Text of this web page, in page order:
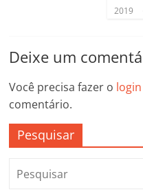
2019
Deixe um
Você precisa fazer o login
comentário.
Pesquisar